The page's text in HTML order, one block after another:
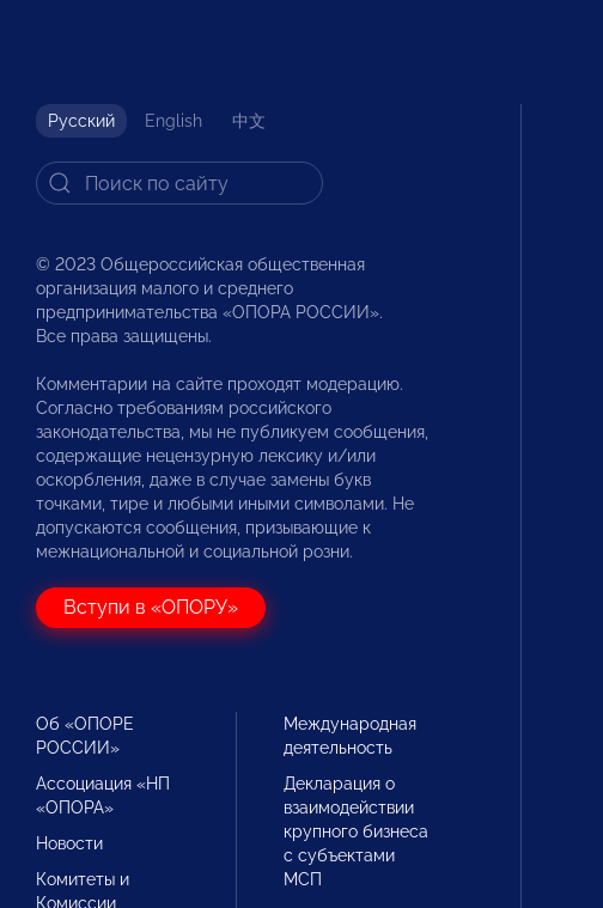
Русский English 中文
© 2023 Общероссийская общественная
организация малого и среднего
предпринимательства «ОПОРА РОССИИ».
Все права защищены.
Комментарии на сайте проходят модерацию.
Согласно требованиям российского
законодательства, мы не публикуем сообщения,
содержащие нецензурную лексику и/или
оскорбления, даже в случае замены букв
точками, тире и любыми иными символами. Не
допускаются сообщения, призывающие к
межнациональной и социальной розни.
Вступи в «ОПОРУ»
Об «ОПОРЕ
РОССИИ»
Ассоциация «НП
«ОПОРА»
Новости
Комитеты и
Комиссии
Международная
деятельность
Декларация о
взаимодействии
крупного бизнеса
с субъектами
МСП